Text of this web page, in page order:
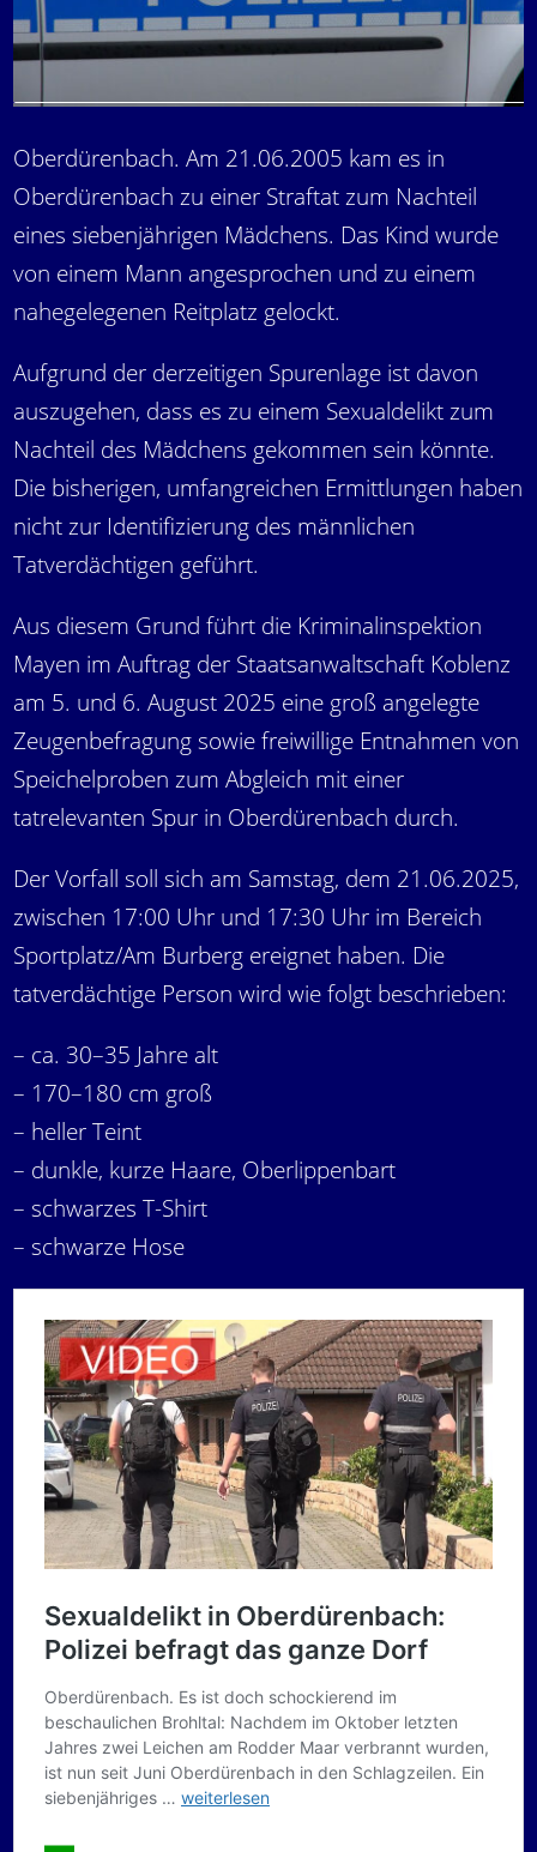
Oberdürenbach. Am 21.06.2005 kam es in
Oberdürenbach zu einer Straftat zum Nachteil
eines siebenjährigen Mädchens. Das Kind wurde
von einem Mann angesprochen und zu einem
nahegelegenen Reitplatz gelockt.
Aufgrund der derzeitigen Spurenlage ist davon
auszugehen, dass es zu einem Sexualdelikt zum
Nachteil des Mädchens gekommen sein könnte.
Die bisherigen, umfangreichen Ermittlungen haben
nicht zur Identifizierung des männlichen
Tatverdächtigen geführt.
Aus diesem Grund führt die Kriminalinspektion
Mayen im Auftrag der Staatsanwaltschaft Koblenz
am 5. und 6. August 2025 eine groß angelegte
Zeugenbefragung sowie freiwillige Entnahmen von
Speichelproben zum Abgleich mit einer
tatrelevanten Spur in Oberdürenbach durch.
Der Vorfall soll sich am Samstag, dem 21.06.2025,
zwischen 17:00 Uhr und 17:30 Uhr im Bereich
Sportplatz/Am Burberg ereignet haben. Die
tatverdächtige Person wird wie folgt beschrieben:
– ca. 30–35 Jahre alt
– 170–180 cm groß
– heller Teint
– dunkle, kurze Haare, Oberlippenbart
– schwarzes T-Shirt
– schwarze Hose